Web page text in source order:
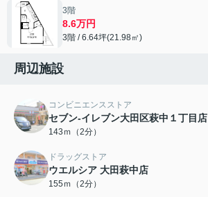
3階
8.6万円
3階 / 6.64坪(21.98㎡)
周辺施設
コンビニエンスストア
セブン-イレブン大田区萩中１丁目店
143ｍ（2分）
ドラッグストア
ウエルシア 大田萩中店
155ｍ（2分）